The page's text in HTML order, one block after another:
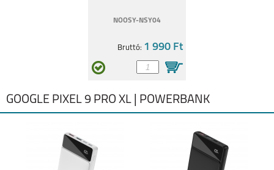
NOOSY-NSY04
Bruttó: 1 990 Ft
GOOGLE PIXEL 9 PRO XL | POWERBANK